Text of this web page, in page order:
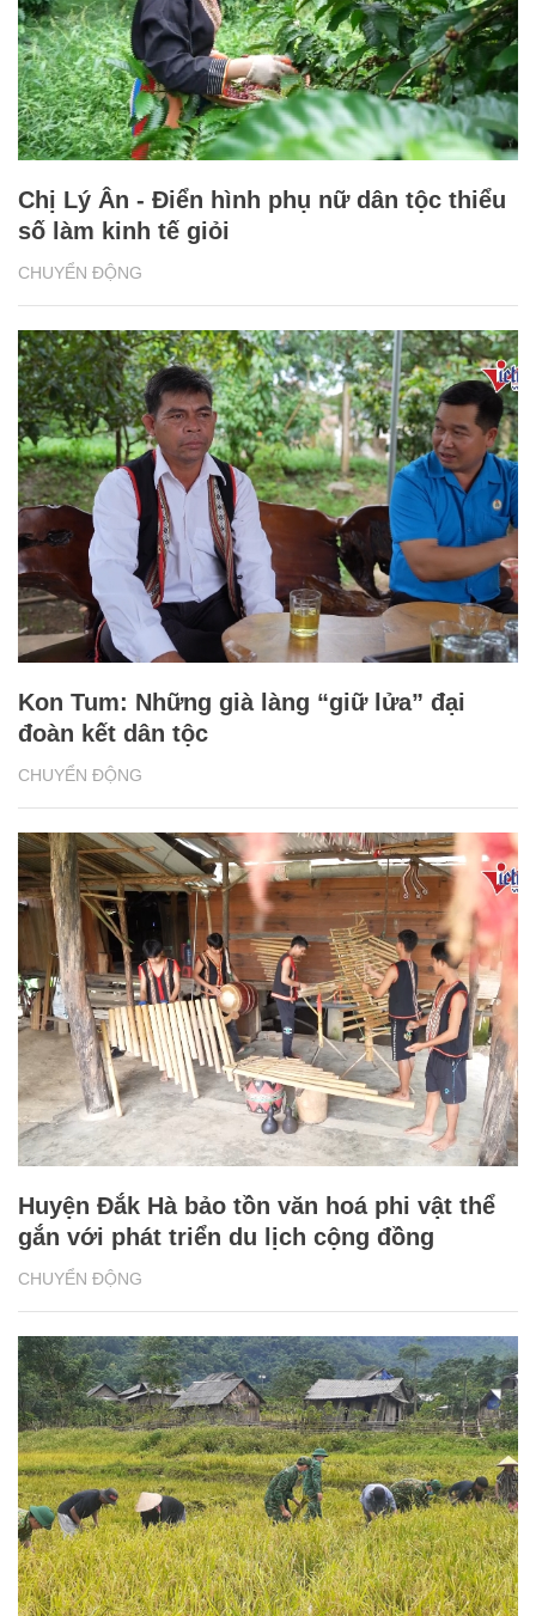
CHUYỂN ĐỘNG
Chị Lý Ân - Điển hình phụ nữ dân tộc thiểu
số làm kinh tế giỏi
CHUYỂN ĐỘNG
Kon Tum: Những già làng “giữ lửa” đại
đoàn kết dân tộc
CHUYỂN ĐỘNG
Huyện Đắk Hà bảo tồn văn hoá phi vật thể
gắn với phát triển du lịch cộng đồng